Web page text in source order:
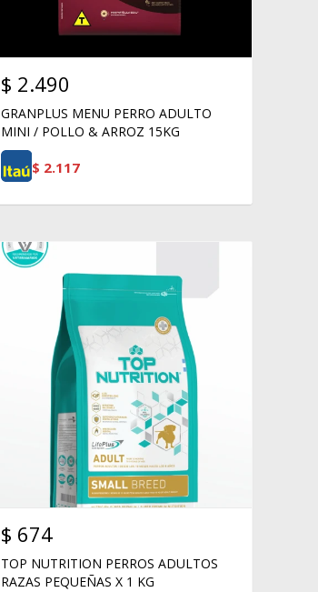
$ 2.490
GRANPLUS MENU PERRO ADULTO
MINI / POLLO & ARROZ 15KG
$ 2.117
$ 674
TOP NUTRITION PERROS ADULTOS
RAZAS PEQUEÑAS X 1 KG